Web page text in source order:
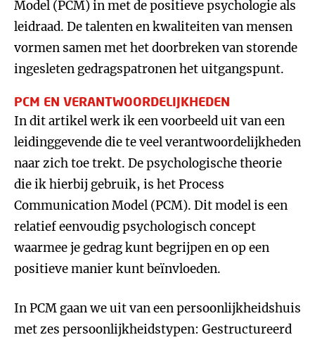
Model (PCM) in met de positieve psychologie als
leidraad. De talenten en kwaliteiten van mensen
vormen samen met het doorbreken van storende
ingesleten gedragspatronen het uitgangspunt.
PCM EN VERANTWOORDELIJKHEDEN
In dit artikel werk ik een voorbeeld uit van een
leidinggevende die te veel verantwoordelijkheden
naar zich toe trekt. De psychologische theorie
die ik hierbij gebruik, is het Process
Communication Model (PCM). Dit model is een
relatief eenvoudig psychologisch concept
waarmee je gedrag kunt begrijpen en op een
positieve manier kunt beïnvloeden.
In PCM gaan we uit van een persoonlijkheidshuis
met zes persoonlijkheidstypen: Gestructureerd